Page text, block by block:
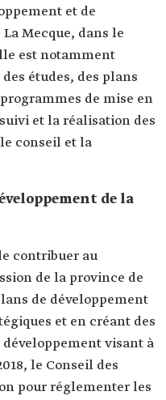
et de
Mecque, dans le
est notamment
études, des plans
de mise en
et la réalisation des
conseil et la
de la
contribuer au
de la province de
de développement
et en créant des
visant à
le Conseil des
pour réglementer les